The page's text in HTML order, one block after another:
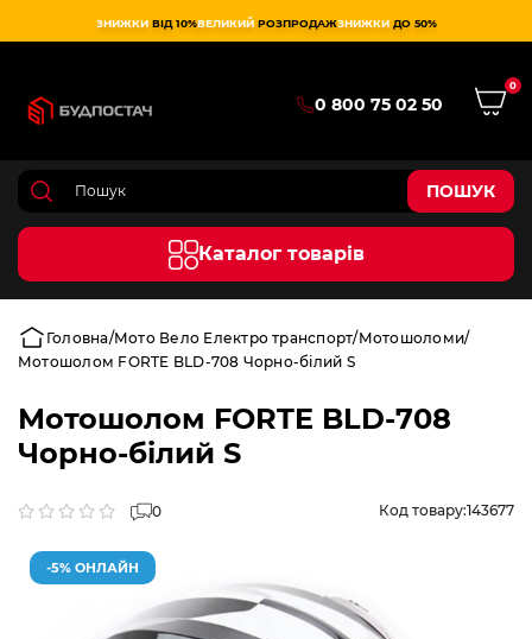
ЗНИЖКИ ВІД 10%ВЕЛИКИЙ РОЗПРОДАЖЗНИЖКИ ДО 50%
0 800 75 02 50
0
ПОШУК
Каталог товарів
Головна Мото Вело Електро транспорт Мотошоломи
Мотошолом FORTE BLD-708 Чорно-білий S
Мотошолом FORTE BLD-708
Чорно-білий S
0 Код товару:143677
-5% ОНЛАЙН